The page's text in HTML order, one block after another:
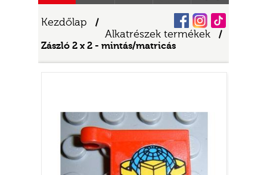
Kezdőlap /
Alkatrészek termékek
/
Zászló 2 x 2 - mintás/matricás